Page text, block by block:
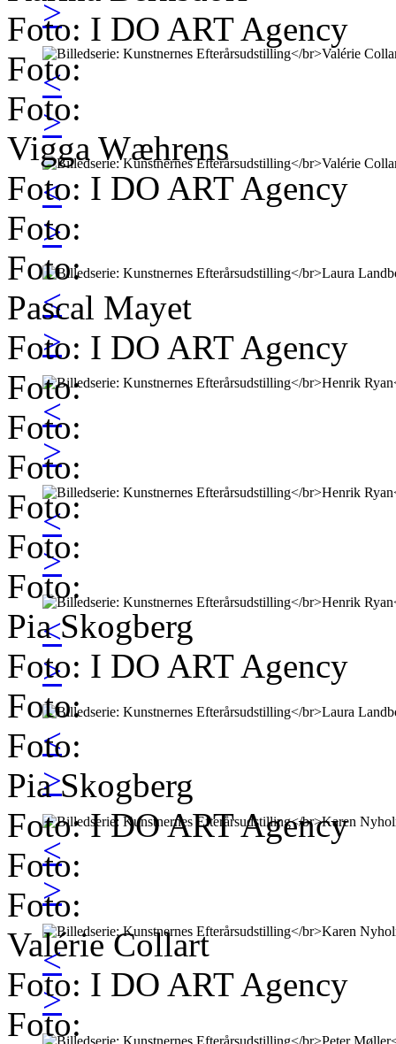
>
<
>
<
>
<
>
<
>
<
>
<
>
<
>
<
>
<
>
Foto: I DO ART Agency
Foto:
Foto:
Vigga Wæhrens
Foto: I DO ART Agency
Foto:
Foto:
Pascal Mayet
Foto: I DO ART Agency
Foto:
Foto:
Foto:
Foto:
Foto:
Foto:
Pia Skogberg
Foto: I DO ART Agency
Foto:
Foto:
Pia Skogberg
Foto: I DO ART Agency
Foto:
Foto:
Valérie Collart
Foto: I DO ART Agency
Foto: